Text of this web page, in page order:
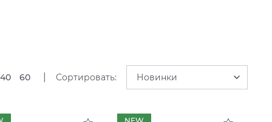
40 60 Сортировать: Новинки